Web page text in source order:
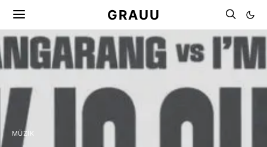
GRAUU
MÜZIK